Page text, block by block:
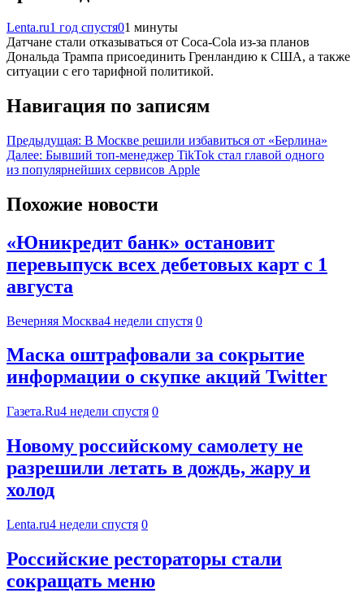
Lenta.ru1 год спустя01 минуты
Датчане стали отказываться от Coca-Cola из-за планов
Дональда Трампа присоединить Гренландию к США, а также
ситуации с его тарифной политикой.
Навигация по записям
Предыдущая: В Москве решили избавиться от «Берлина»
Далее: Бывший топ-менеджер TikTok стал главой одного
из популярнейших сервисов Apple
Похожие новости
«Юникредит банк» остановит
перевыпуск всех дебетовых карт с 1
августа
Вечерняя Москва4 недели спустя 0
Маска оштрафовали за сокрытие
информации о скупке акций Twitter
Газета.Ru4 недели спустя 0
Новому российскому самолету не
разрешили летать в дождь, жару и
холод
Lenta.ru4 недели спустя 0
Российские рестораторы стали
сокращать меню